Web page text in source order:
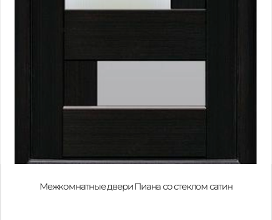
Межкомнатные двери Пиана со стеклом сатин